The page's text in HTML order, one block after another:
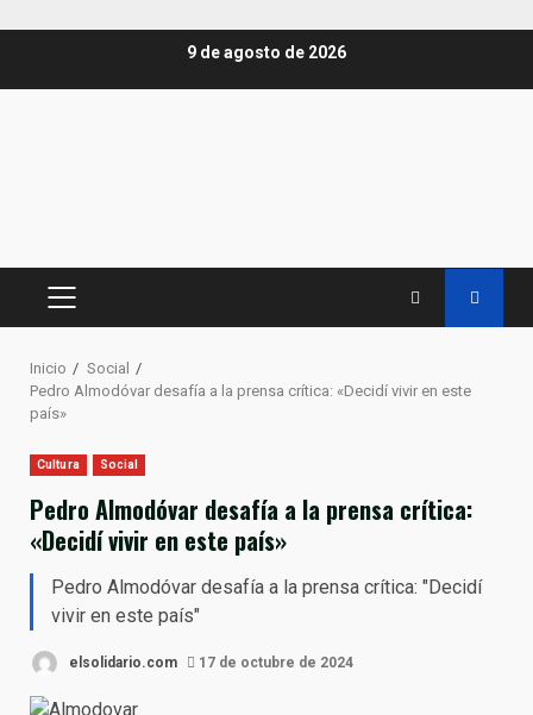
9 de agosto de 2026
MENÚ
Inicio
Social
Pedro Almodóvar desafía a la prensa crítica: «Decidí vivir en este
país»
Cultura Social
Pedro Almodóvar desafía a la prensa crítica:
«Decidí vivir en este país»
Pedro Almodóvar desafía a la prensa crítica: "Decidí
vivir en este país"
elsolidario.com 17 de octubre de 2024